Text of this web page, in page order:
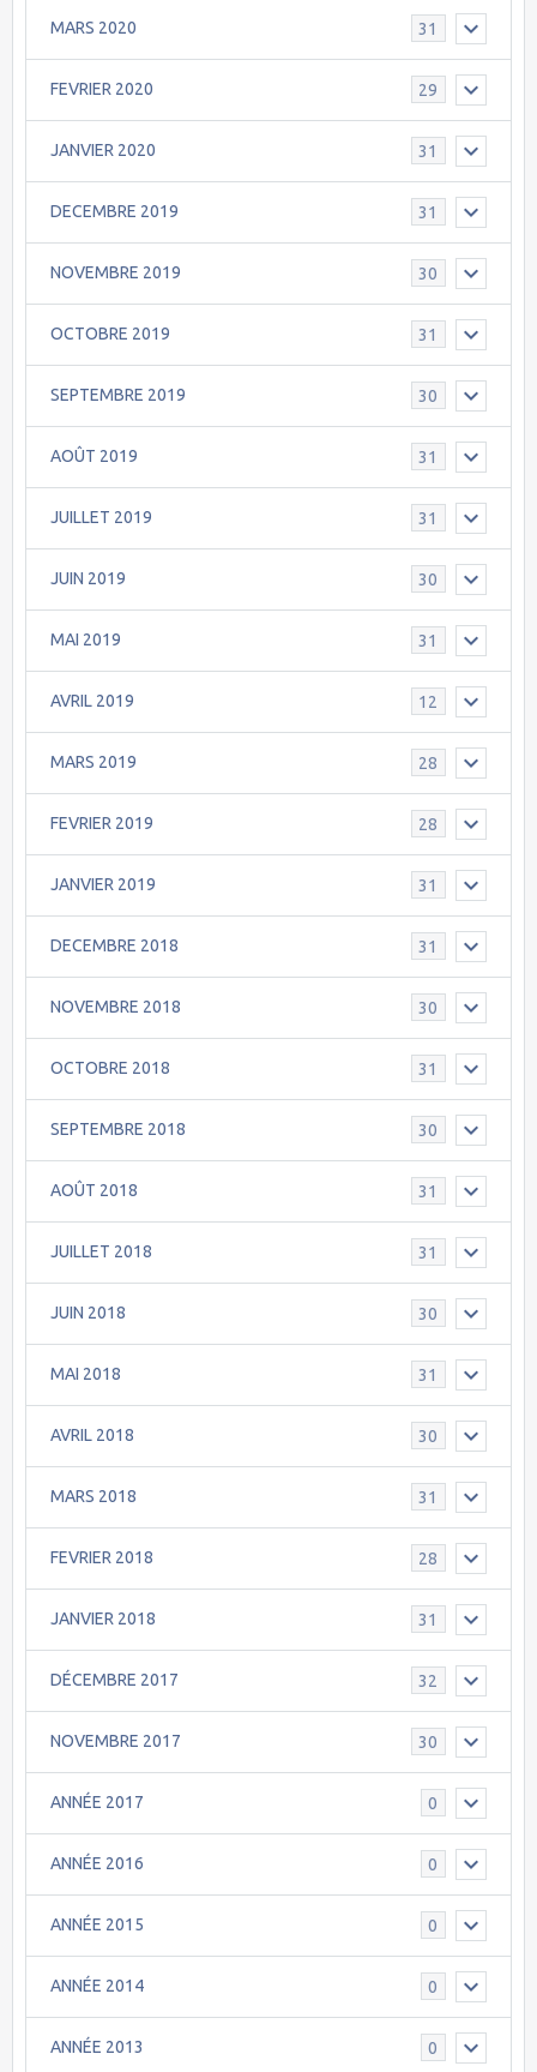
MARS 2020 31
FEVRIER 2020 29
JANVIER 2020 31
DECEMBRE 2019 31
NOVEMBRE 2019 30
OCTOBRE 2019 31
SEPTEMBRE 2019 30
AOÛT 2019 31
JUILLET 2019 31
JUIN 2019 30
MAI 2019 31
AVRIL 2019 12
MARS 2019 28
FEVRIER 2019 28
JANVIER 2019 31
DECEMBRE 2018 31
NOVEMBRE 2018 30
OCTOBRE 2018 31
SEPTEMBRE 2018 30
AOÛT 2018 31
JUILLET 2018 31
JUIN 2018 30
MAI 2018 31
AVRIL 2018 30
MARS 2018 31
FEVRIER 2018 28
JANVIER 2018 31
DÉCEMBRE 2017 32
NOVEMBRE 2017 30
ANNÉE 2017 0
ANNÉE 2016 0
ANNÉE 2015 0
ANNÉE 2014 0
ANNÉE 2013 0